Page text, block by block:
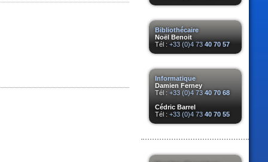
Bibliothécaire
Noël Benoit
Tél : +33 (0)4 73 40 70 57
Informatique
Damien Ferney
Tél : +33 (0)4 73 40 70 68
Cédric Barrel
Tél : +33 (0)4 73 40 70 55